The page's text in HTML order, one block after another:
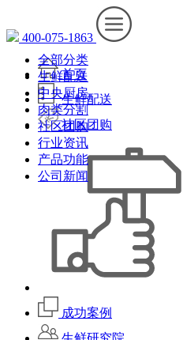
400-075-1863
首页
生鲜配送
社区团购
成功案例
全部分类
生鲜配送
中央厨房
肉类分割
社区团购
行业资讯
产品功能
公司新闻